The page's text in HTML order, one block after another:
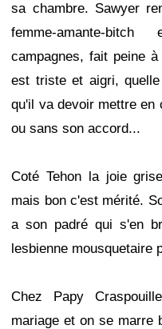
sa chambre. Sawyer
femme-amante-
campagnes, fait peine
est triste et aigri, quelle
qu'il va devoir mettre en
ou sans son accord...
Coté Tehon la joie
mais bon c'est mérité.
a son padré qui s'en
lesbienne mousquetaire
Chez Papy
mariage et on se marre